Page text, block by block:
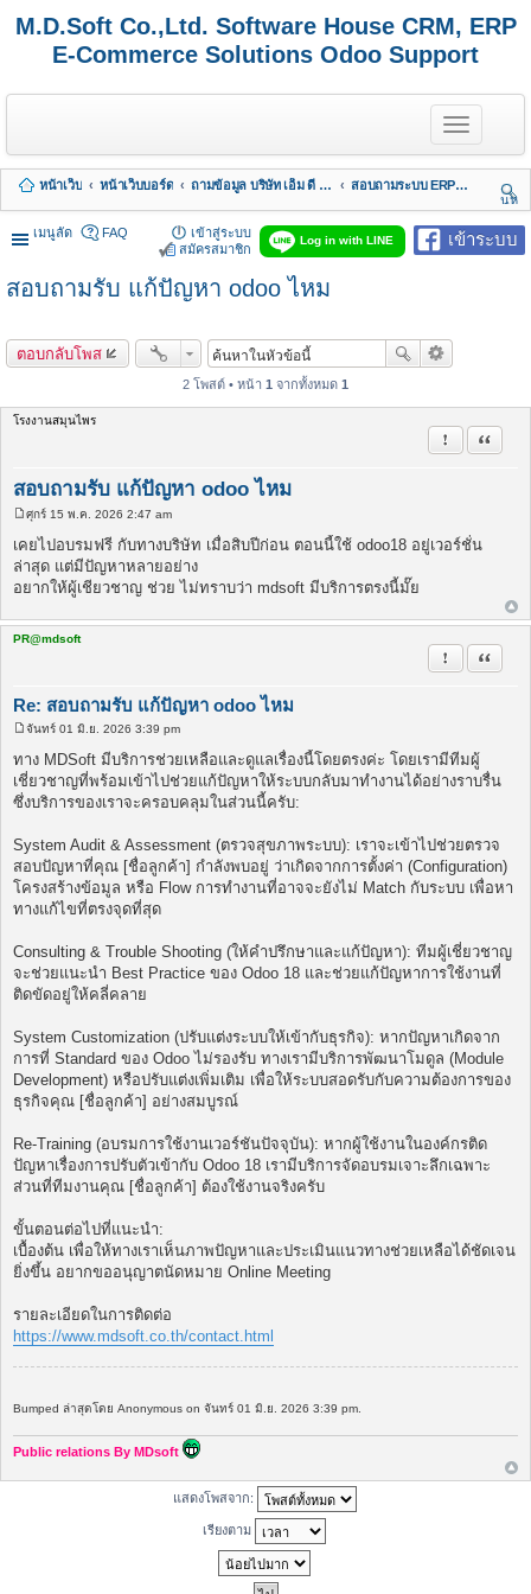
M.D.Soft Co.,Ltd. Software House CRM, ERP
E-Commerce Solutions Odoo Support
T
o
g
l
e
n
a
หน้าเว็บ หน้าเว็บบอร์ด ถามข้อมูล บริษัท เอ็ม ดี ซอฟต์ จำกัด
สอบถามระบบ ERP MDERP Odoo เเละ บัญชี
นห
า
เมนูลัด
เข้าระบบ
Log in with LINE
FAQ
เข้าสู่ระบบ
สมัครสมาชิก
สอบถามรับ แก้ปัญหา odoo ไหม
ตอบกลับโพส
2 โพสต์ • หน้า 1 จากทั้งหมด 1
โรงงานสมุนไพร
สอบถามรับ แก้ปัญหา odoo ไหม
รายงานในข้
อ้างคำ
โ
พ
ส
ต์
ศุกร์ 15 พ.ค. 2026 2:47 am
เคยไปอบรมฟรี กับทางบริษัท เมื่อสิบปีก่อน ตอนนี้ใช้ odoo18 อยู่เวอร์ชั่น
ล่าสุด แต่มีปัญหาหลายอย่าง
อยากให้ผู้เชียวชาญ ช่วย ไม่ทราบว่า mdsoft มีบริการตรงนี้มั๊ย
PR@mdsoft
Re: สอบถามรับ แก้ปัญหา odoo ไหม
รายงานในข้
อ้างคำ
พ
ส
ต์
จันทร์ 01 มิ.ย. 2026 3:39 pm
ทาง MDSoft มีบริการช่วยเหลือและดูแลเรื่องนี้โดยตรงค่ะ โดยเรามีทีมผู้
เชี่ยวชาญที่พร้อมเข้าไปช่วยแก้ปัญหาให้ระบบกลับมาทำงานได้อย่างราบรื่น
ซึ่งบริการของเราจะครอบคลุมในส่วนนี้ครับ:
System Audit & Assessment (ตรวจสุขภาพระบบ): เราจะเข้าไปช่วยตรวจ
สอบปัญหาที่คุณ [ชื่อลูกค้า] กำลังพบอยู่ ว่าเกิดจากการตั้งค่า (Configuration)
โครงสร้างข้อมูล หรือ Flow การทำงานที่อาจจะยังไม่ Match กับระบบ เพื่อหา
ทางแก้ไขที่ตรงจุดที่สุด
Consulting & Trouble Shooting (ให้คำปรึกษาและแก้ปัญหา): ทีมผู้เชี่ยวชาญ
จะช่วยแนะนำ Best Practice ของ Odoo 18 และช่วยแก้ปัญหาการใช้งานที่
ติดขัดอยู่ให้คลี่คลาย
System Customization (ปรับแต่งระบบให้เข้ากับธุรกิจ): หากปัญหาเกิดจาก
การที่ Standard ของ Odoo ไม่รองรับ ทางเรามีบริการพัฒนาโมดูล (Module
Development) หรือปรับแต่งเพิ่มเติม เพื่อให้ระบบสอดรับกับความต้องการของ
ธุรกิจคุณ [ชื่อลูกค้า] อย่างสมบูรณ์
Re-Training (อบรมการใช้งานเวอร์ชันปัจจุบัน): หากผู้ใช้งานในองค์กรติด
ปัญหาเรื่องการปรับตัวเข้ากับ Odoo 18 เรามีบริการจัดอบรมเจาะลึกเฉพาะ
ส่วนที่ทีมงานคุณ [ชื่อลูกค้า] ต้องใช้งานจริงครับ
ขั้นตอนต่อไปที่แนะนำ:
เบื้องต้น เพื่อให้ทางเราเห็นภาพปัญหาและประเมินแนวทางช่วยเหลือได้ชัดเจน
ยิ่งขึ้น อยากขออนุญาตนัดหมาย Online Meeting
รายละเอียดในการติดต่อ
https://www.mdsoft.co.th/contact.html
Bumped ล่าสุดโดย Anonymous on จันทร์ 01 มิ.ย. 2026 3:39 pm.
Public relations By MDsoft
แสดงโพสจาก:
เรียงตาม